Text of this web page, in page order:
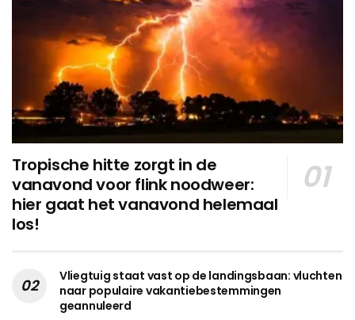
Tropische hitte zorgt in de
vanavond voor flink noodweer:
hier gaat het vanavond helemaal
los!
Vliegtuig staat vast op de landingsbaan: vluchten
naar populaire vakantiebestemmingen
geannuleerd